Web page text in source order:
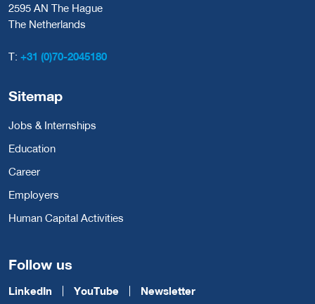
2595 AN The Hague
The Netherlands
T: +31 (0)70-2045180
Sitemap
Jobs & Internships
Education
Career
Employers
Human Capital Activities
Follow us
LinkedIn YouTube Newsletter